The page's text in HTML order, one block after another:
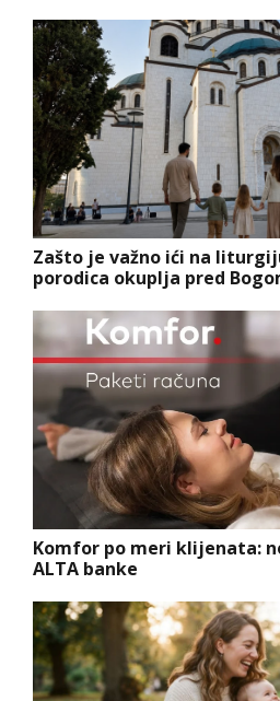
Zašto je važno ići na
porodica okuplja pred
Komfor po meri klijenata:
ALTA banke